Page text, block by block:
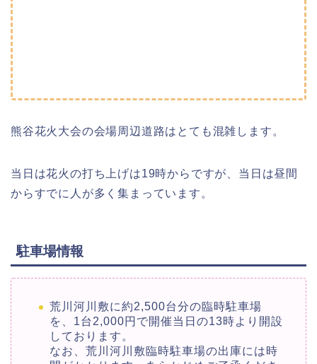
熊谷花火大会の会場周辺道路はとても混雑します。
当日は花火の打ち上げは19時からですが、当日は昼間
からすでに人が多く集まっています。
駐車場情報
荒川河川敷に約2,500台分の臨時駐車場
を、1台2,000円で開催当日の13時より開設
しております。
なお、荒川河川敷臨時駐車場の出庫には時